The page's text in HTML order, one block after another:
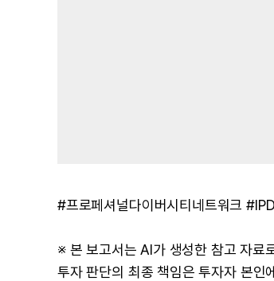
#프로페셔널다이버시티네트워크
※ 본 보고서는 AI가 생성한 참고 자료
투자 판단의 최종 책임은 투자자 본인